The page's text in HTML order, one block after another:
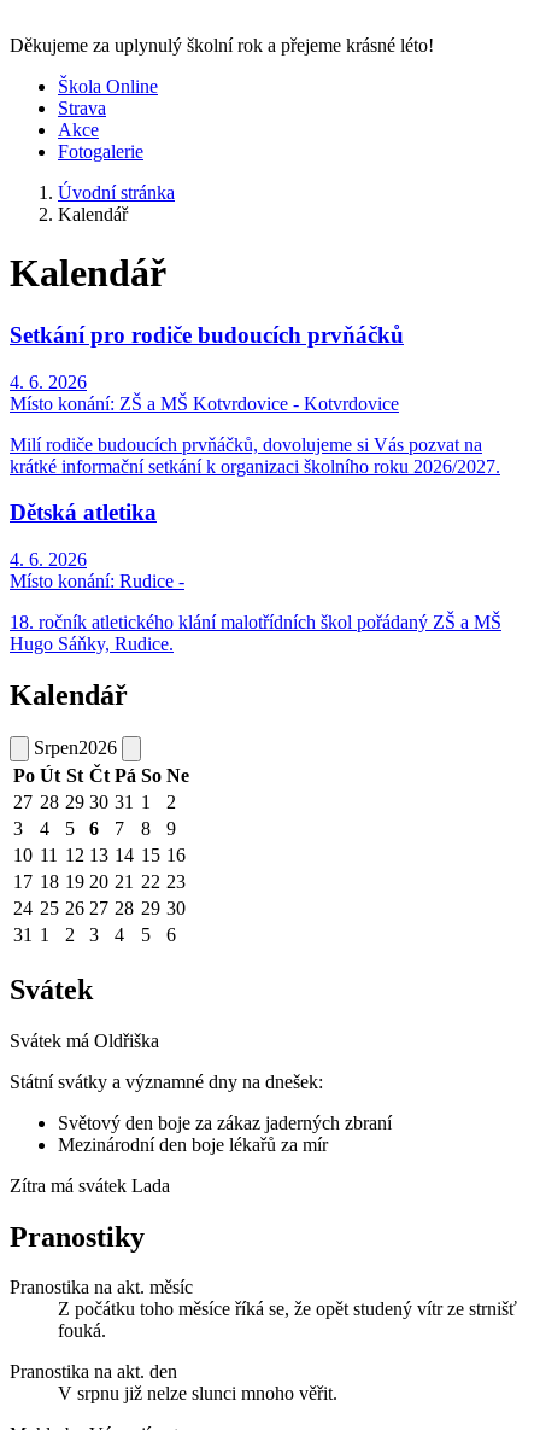
Děkujeme za uplynulý školní rok a přejeme krásné léto!
Škola Online
Strava
Akce
Fotogalerie
Úvodní stránka
Kalendář
Kalendář
Setkání pro rodiče budoucích prvňáčků
4. 6. 2026
Místo konání: ZŠ a MŠ Kotvrdovice - Kotvrdovice
Milí rodiče budoucích prvňáčků, dovolujeme si Vás pozvat na
krátké informační setkání k organizaci školního roku 2026/2027.
Dětská atletika
4. 6. 2026
Místo konání: Rudice -
18. ročník atletického klání malotřídních škol pořádaný ZŠ a MŠ
Hugo Sáňky, Rudice.
Kalendář
Srpen2026
Po Út St Čt Pá So Ne
27 28 29 30 31 1
2
3
4 5 6 7 8
9
10 11 12 13 14 15 16
17 18 19 20 21 22 23
24 25 26 27 28 29 30
31 1 2 3 4 5 6
Svátek
Svátek má Oldřiška
Státní svátky a významné dny na dnešek:
Světový den boje za zákaz jaderných zbraní
Mezinárodní den boje lékařů za mír
Zítra má svátek Lada
Pranostiky
Pranostika na akt. měsíc
Z počátku toho měsíce říká se, že opět studený vítr ze strnišť
fouká.
Pranostika na akt. den
V srpnu již nelze slunci mnoho věřit.